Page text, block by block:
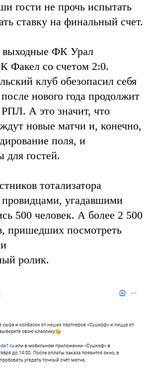
гости не прочь испытать
ставку на финальный счет.
ФК Урал
Факел со счетом 2:0.
клуб обезопасил себя
нового года продолжит
РПЛ. А это значит, что
новые матчи и, конечно,
поля, и
для гостей.
тотализатора
угадавшими
500 человек. А более 2 500
пришедших посмотреть
ролик.